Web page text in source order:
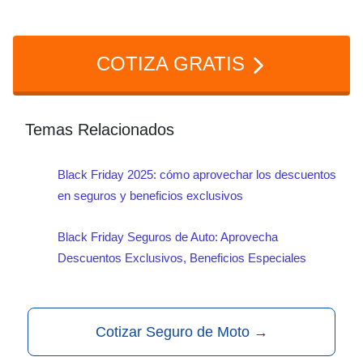
descuentos adicionales, ahorrar tiempo
y facilitar la comparación entre
aseguradoras. Además, muchas
ofrecen procesos de contratación
COTIZA GRATIS
Temas Relacionados
Black Friday 2025: cómo aprovechar los descuentos
en seguros y beneficios exclusivos
Black Friday Seguros de Auto: Aprovecha
Descuentos Exclusivos, Beneficios Especiales
Cotizar Seguro de Moto →